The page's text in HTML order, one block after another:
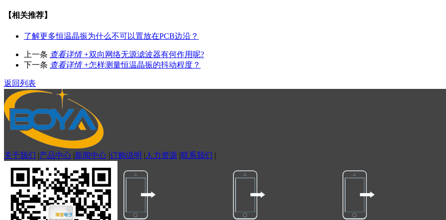
【相关推荐】
了解更多恒温晶振为什么不可以置放在PCB边沿？
上一条 查看详情 +双向网络无源滤波器有何作用呢?
下一条 查看详情 +怎样测量恒温晶振的抖动程度？
返回列表
关于我们 |产品中心 |新闻中心 |订购说明 | 人力资源 |联系我们 |